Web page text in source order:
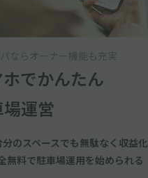
ならオーナー機能も充実
ホでかんたん
運営
分のスペースでも無駄なく収益化
無料で駐車場運用を始められる